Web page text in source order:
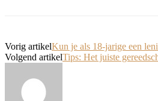
Vorig artikelKun je als 18-jarige een
Volgend artikelTips: Het juiste